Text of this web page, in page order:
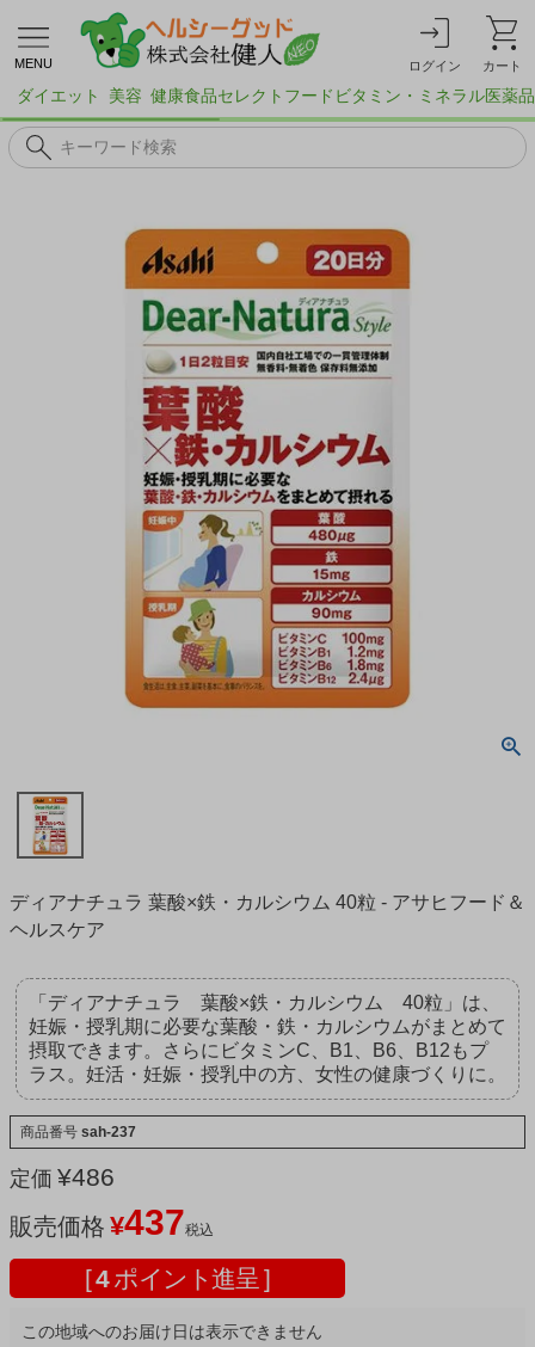
MENU ログイン カート
ダイエット 美容 健康食品セレクトフード ビタミン・ミネラル医薬品
ディアナチュラ 葉酸×鉄・カルシウム 40粒 - アサヒフード＆
ヘルスケア
「ディアナチュラ 葉酸×鉄・カルシウム 40粒」は、
妊娠・授乳期に必要な葉酸・鉄・カルシウムがまとめて
摂取できます。さらにビタミンC、B1、B6、B12もプ
ラス。妊活・妊娠・授乳中の方、女性の健康づくりに。
商品番号 sah-237
定価 ¥486
販売価格 ¥437税込
[4 ポイント進呈 ]
この地域へのお届け日は表示できません